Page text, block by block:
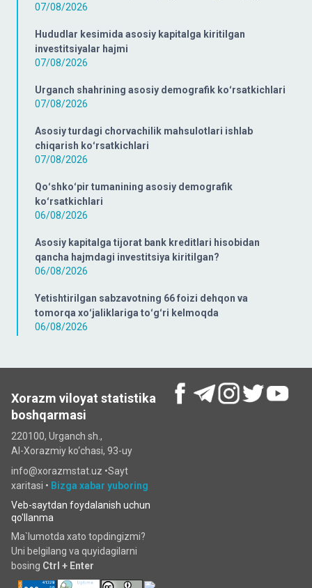
07/08/2026
Hududlar kesimida asosiy kapitalga kiritilgan
investitsiyalar hajmi
07/08/2026
Urganch shahrining asosiy demografik koʻrsatkichlari
07/08/2026
Asosiy turdagi chorvachilik mahsulotlari ishlab
chiqarish koʻrsatkichlari
07/08/2026
Qoʻshkoʻpir tumanining asosiy demografik
koʻrsatkichlari
06/08/2026
Asosiy kapitalga tijorat bank kreditlari hisobidan
qancha hajmdagi investitsiya kiritilgan?
06/08/2026
Yetishtirilgan sabzavotning 66 foizi dehqon va
tomorqa xoʻjaliklariga toʻgʻri kelmoqda
06/08/2026
Xorazm viloyat statistika
boshqarmasi
220100, Urganch sh.,
Al-Xorazmiy ko‘chаsi, 93-uy
info@xorazmstat.uz •Sayt
xaritasi • Bizga xabar yuboring
Veb-saytdan foydalanish uchun
qo'llanma
Ma`lumotda xato topdingizmi?
Uni belgilang va quyidagilarni
bosing Ctrl + Enter